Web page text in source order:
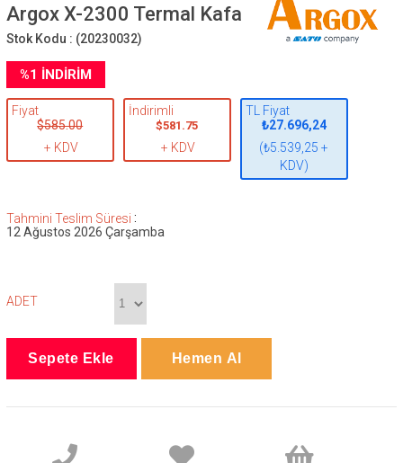
Argox X-2300 Termal Kafa
Stok Kodu : (20230032)
%1 İNDIRIM
Fiyat
$585.00
+ KDV
İndirimli
$581.75
+ KDV
TL Fiyat
₺27.696,24
(₺5.539,25 +
KDV)
Tahmini Teslim Süresi :
12 Ağustos 2026 Çarşamba
ADET